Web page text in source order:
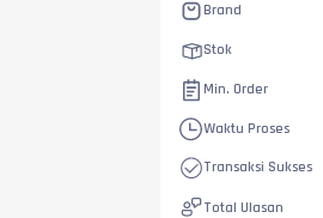
Brand
Stok
Min. Order
Waktu Proses
Transaksi Sukses
Total Ulasan